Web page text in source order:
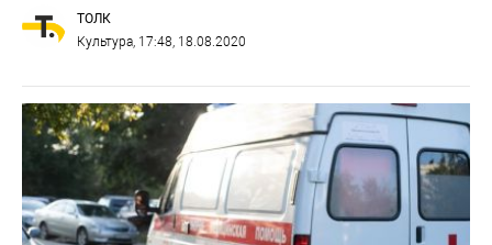
ТОЛК
Культура, 17:48, 18.08.2020